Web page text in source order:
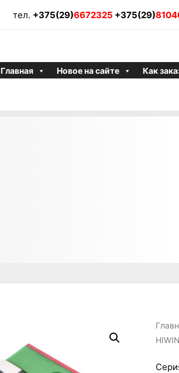
тел. +375(29)6672325 +375(29)
Главная Новое на сайте Как
HIWIN